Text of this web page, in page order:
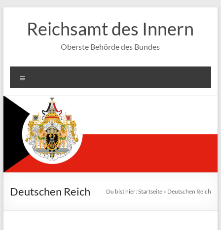
springenReichsamt des Innern
Oberste Behörde des Bundes
Deutschen Reich Du bist hier:Startseite » Deutschen Reich